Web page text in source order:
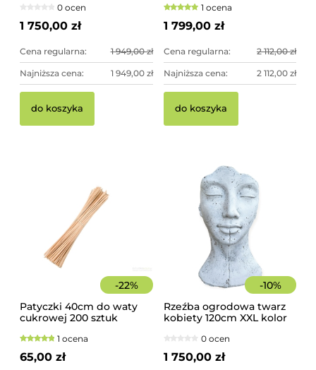
dekoracja ogrodowa
0 ocen
1 750,00 zł
Cena regularna: 1 949,00 zł
Najniższa cena: 1 949,00 zł
do koszyka
1 ocena
1 799,00 zł
Cena regularna: 2 112,00 zł
Najniższa cena: 2 112,00 zł
do koszyka
-22%
Patyczki 40cm do waty
cukrowej 200 sztuk
1 ocena
65,00 zł
-10%
Rzeźba ogrodowa twarz
kobiety 120cm XXL kolor
imponująca dekoracja
ogrodowa
0 ocen
1 750,00 zł